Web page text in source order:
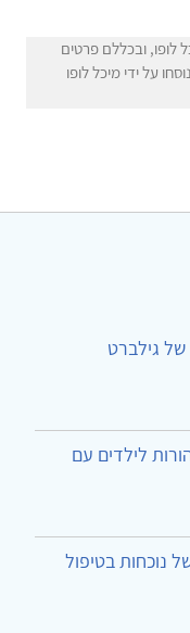
לופו, ובכללם פרטים
על ידי מיכל לופו
של גילברט
לילדים עם
נוכחות בטיפול